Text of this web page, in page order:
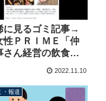
に見るゴミ記事→
性ＰＲＩＭＥ「仲
さん経営の飲食店
客がひき逃げで逮
2022.11.10
・報道